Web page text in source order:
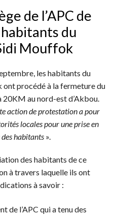
de l’APC de
du
Mouffok
les habitants du
procédé à la fermeture du
20KM au nord-est d’Akbou.
action de protestation a pour
locales pour une prise en
habitants ».
des habitants de ce
à travers laquelle ils ont
à savoir :
de l’APC qui a tenu des